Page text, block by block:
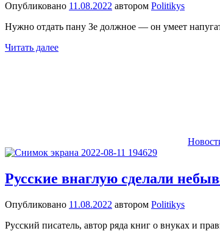
Опубликовано 11.08.2022 автором Politikys
Нужно отдать пану Зе должное — он умеет
Читать далее
Русские внаглую сделали
Опубликовано 11.08.2022 автором Politikys
Русский писатель, автор ряда книг о внуках и